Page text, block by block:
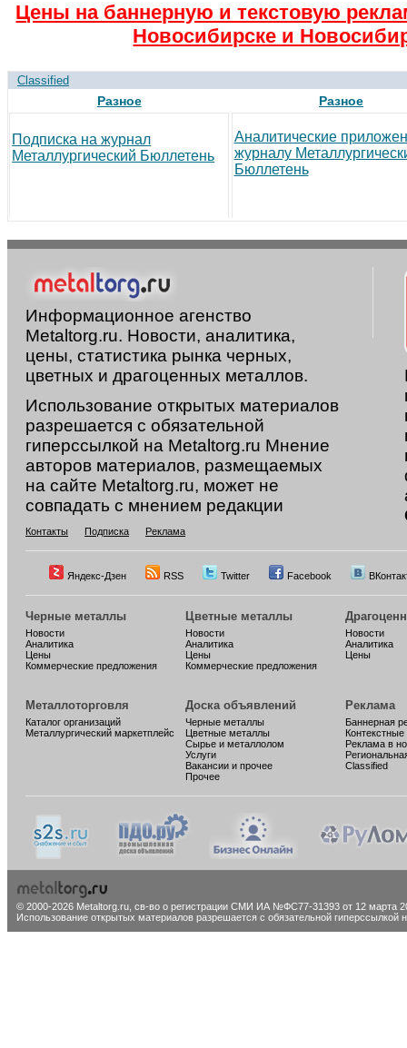
Цены на баннерную и текстовую
Новосибирске и
Classified
Разное
Подписка на журнал
Металлургический Бюллетень
Разное
Аналитические
журналу
Бюллетень
Информационное агенство
Metaltorg.ru. Новости, аналитика,
цены, статистика рынка черных,
цветных и драгоценных металлов.
Использование открытых материалов
разрешается с обязательной
гиперссылкой на Metaltorg.ru Мнение
авторов материалов, размещаемых
на сайте Metaltorg.ru, может не
совпадать с мнением редакции
Контакты Подписка Реклама
Яндекс-Дзен RSS Twitter Facebook
Черные металлы
Новости
Аналитика
Цены
Коммерческие предложения
Цветные металлы
Новости
Аналитика
Цены
Коммерческие предложения
Новости
Аналитика
Цены
Металлоторговля
Каталог организаций
Металлургический маркетплейс
Доска объявлений
Черные металлы
Цветные металлы
Сырье и металлолом
Услуги
Вакансии и прочее
Прочее
Реклама
Баннерная
Реклама в
Classified
© 2000-2026 Metaltorg.ru, св-во о регистрации СМИ ИА №ФС77-31393 от 12 марта
Использование открытых материалов разрешается с обязательной гиперссылкой